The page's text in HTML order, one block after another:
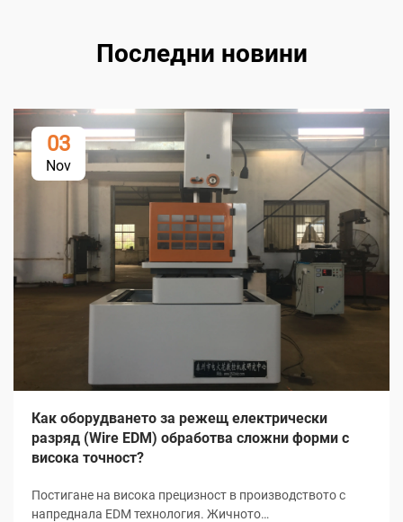
Последни новини
03
Nov
Как оборудването за режещ електрически
разряд (Wire EDM) обработва сложни форми с
висока точност?
Постигане на висока прецизност в производството с
напреднала EDM технология. Жичното